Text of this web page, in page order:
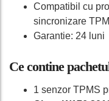
Compatibil cu
sincronizare
Garantie: 24 luni
Ce contine
1 senzor TPMS